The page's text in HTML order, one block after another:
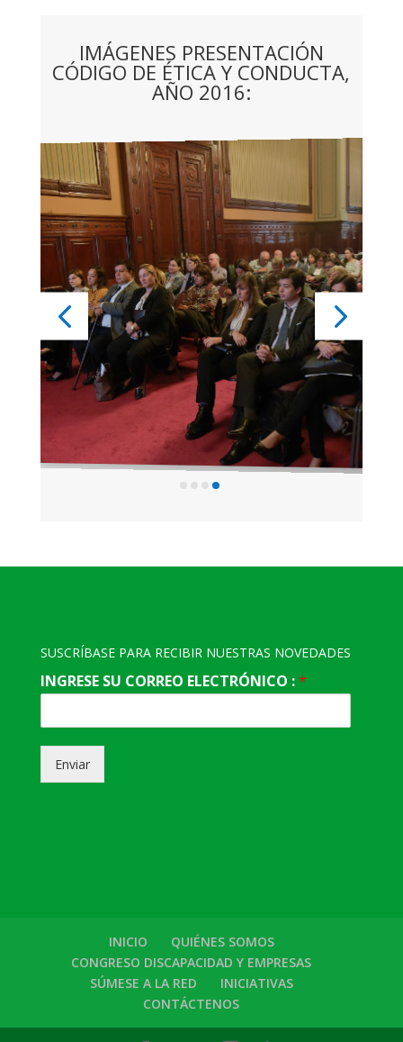
IMÁGENES PRESENTACIÓN
CÓDIGO DE ÉTICA Y CONDUCTA,
AÑO 2016:
SUSCRÍBASE PARA RECIBIR NUESTRAS NOVEDADES
INGRESE SU CORREO ELECTRÓNICO :*
Enviar
INICIO
QUIÉNES SOMOS
CONGRESO DISCAPACIDAD Y EMPRESAS
SÚMESE A LA RED
INICIATIVAS
CONTÁCTENOS